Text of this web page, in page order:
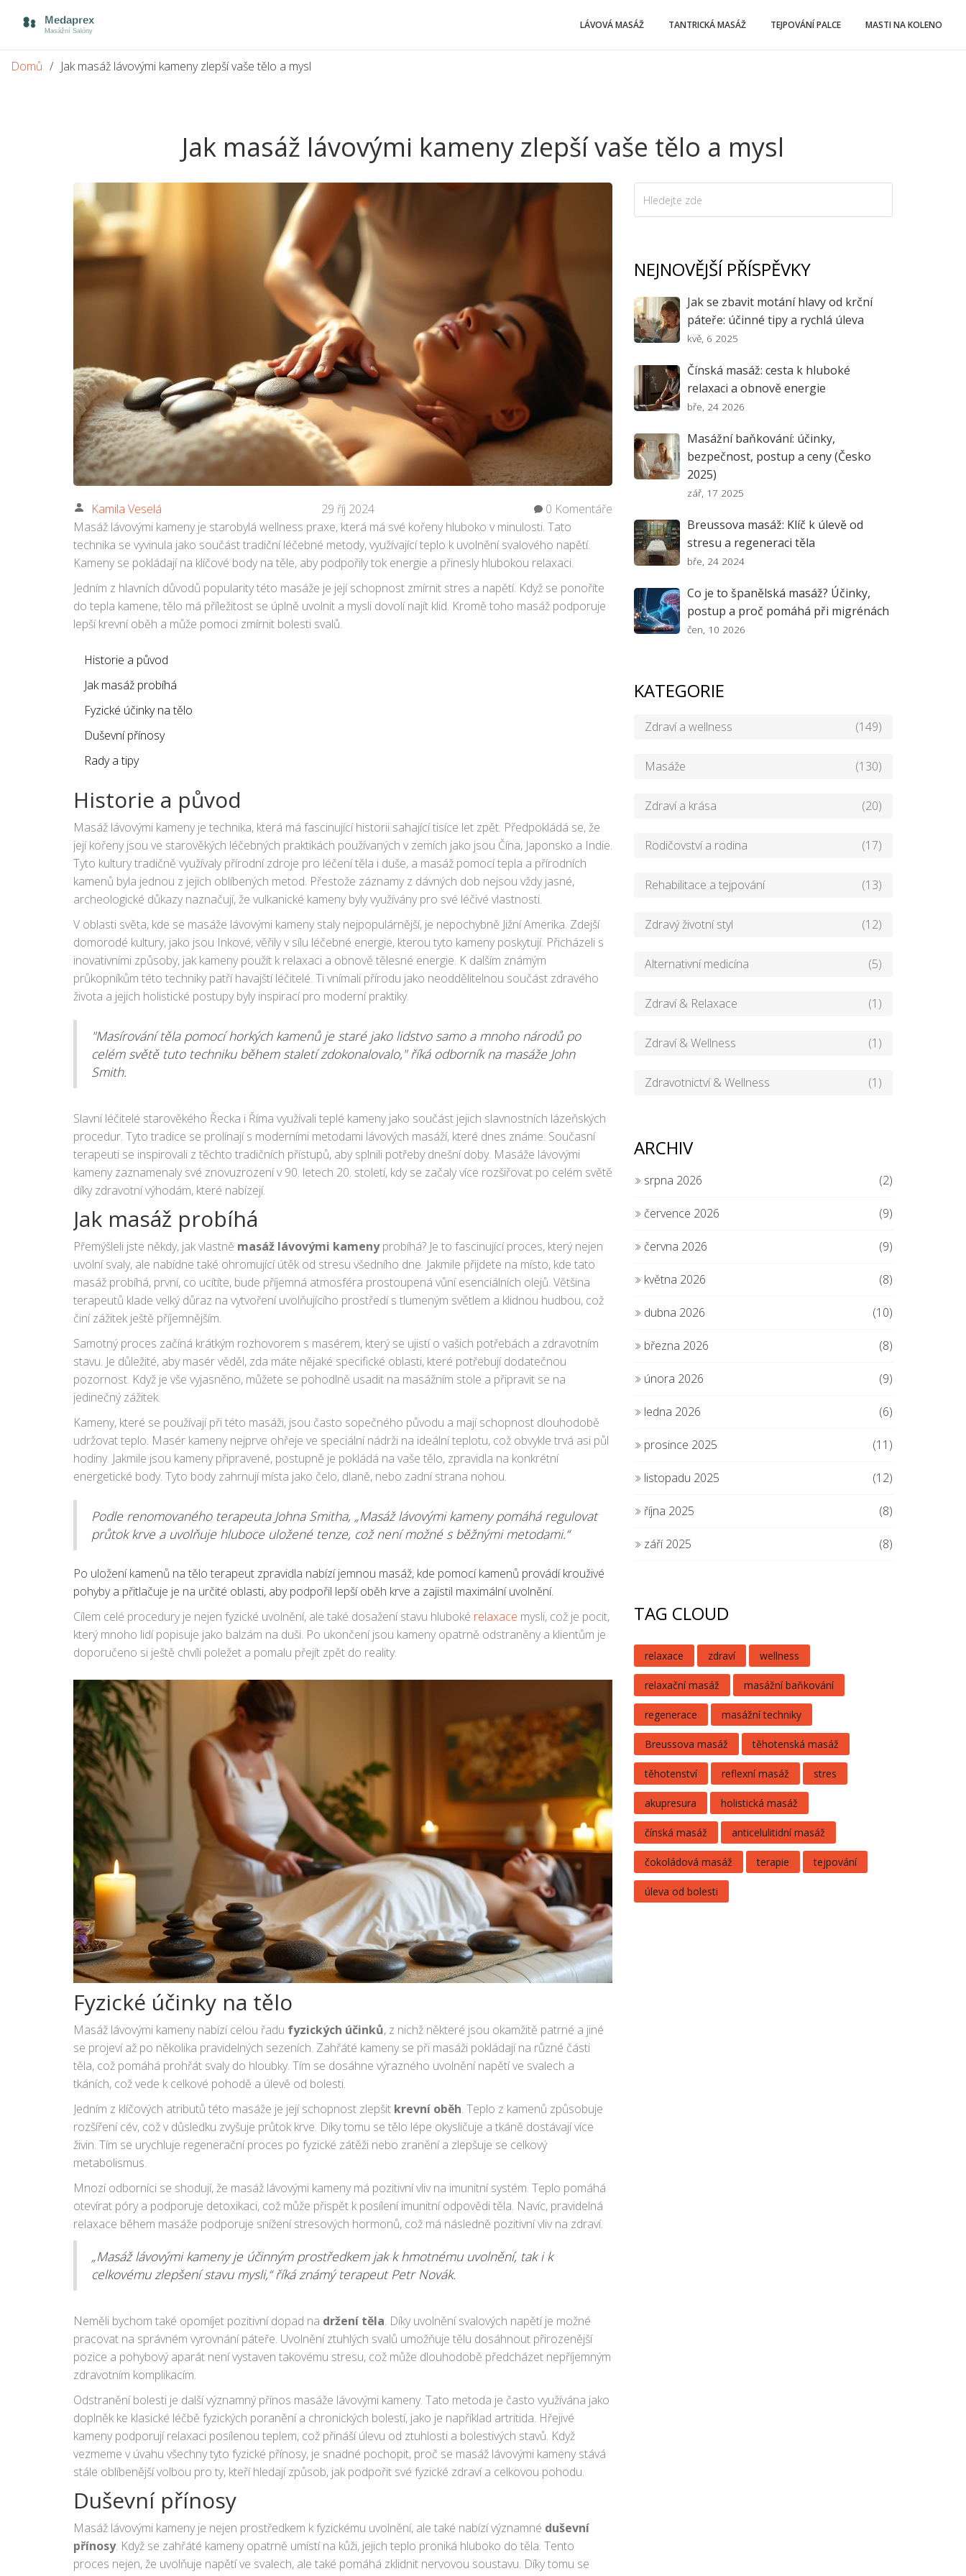
LÁVOVÁ MASÁŽ TANTRICKÁ MASÁŽ TEJPOVÁNÍ PALCE MASTI NA KOLENO
Domů Jak masáž lávovými kameny zlepší vaše tělo a mysl
Jak masáž lávovými kameny zlepší vaše tělo a mysl
Kamila Veselá 29 říj 2024
0 Komentáře
Masáž lávovými kameny je starobylá wellness praxe, která má své kořeny hluboko v minulosti. Tato
technika se vyvinula jako součást tradiční léčebné metody, využívající teplo k uvolnění svalového napětí.
Kameny se pokládají na klíčové body na těle, aby podpořily tok energie a přinesly hlubokou relaxaci.
Jedním z hlavních důvodů popularity této masáže je její schopnost zmírnit stres a napětí. Když se ponoříte
do tepla kamene, tělo má příležitost se úplně uvolnit a mysli dovolí najít klid. Kromě toho masáž podporuje
lepší krevní oběh a může pomoci zmírnit bolesti svalů.
Historie a původ
Jak masáž probíhá
Fyzické účinky na tělo
Duševní přínosy
Rady a tipy
Historie a původ
Masáž lávovými kameny je technika, která má fascinující historii sahající tisíce let zpět. Předpokládá se, že
její kořeny jsou ve starověkých léčebných praktikách používaných v zemích jako jsou Čína, Japonsko a Indie.
Tyto kultury tradičně využívaly přírodní zdroje pro léčení těla i duše, a masáž pomocí tepla a přírodních
kamenů byla jednou z jejich oblíbených metod. Přestože záznamy z dávných dob nejsou vždy jasné,
archeologické důkazy naznačují, že vulkanické kameny byly využívány pro své léčivé vlastnosti.
V oblasti světa, kde se masáže lávovými kameny staly nejpopulárnější, je nepochybně Jižní Amerika. Zdejší
domorodé kultury, jako jsou Inkové, věřily v sílu léčebné energie, kterou tyto kameny poskytují. Přicházeli s
inovativními způsoby, jak kameny použít k relaxaci a obnově tělesné energie. K dalším známým
průkopníkům této techniky patří havajští léčitelé. Ti vnímali přírodu jako neoddělitelnou součást zdravého
života a jejich holistické postupy byly inspirací pro moderní praktiky.
"Masírování těla pomocí horkých kamenů je staré jako lidstvo samo a mnoho národů po
celém světě tuto techniku během staletí zdokonalovalo," říká odborník na masáže John
Smith.
Slavní léčitelé starověkého Řecka i Říma využívali teplé kameny jako součást jejich slavnostních lázeňských
procedur. Tyto tradice se prolínají s moderními metodami lávových masáží, které dnes známe. Současní
terapeuti se inspirovali z těchto tradičních přístupů, aby splnili potřeby dnešní doby. Masáže lávovými
kameny zaznamenaly své znovuzrození v 90. letech 20. století, kdy se začaly více rozšiřovat po celém světě
díky zdravotní výhodám, které nabízejí.
Jak masáž probíhá
Přemýšleli jste někdy, jak vlastně masáž lávovými kamenyprobíhá? Je to fascinující proces, který nejen
uvolní svaly, ale nabídne také ohromující útěk od stresu všedního dne. Jakmile přijdete na místo, kde tato
masáž probíhá, první, co ucítíte, bude příjemná atmosféra prostoupená vůní esenciálních olejů. Většina
terapeutů klade velký důraz na vytvoření uvolňujícího prostředí s tlumeným světlem a klidnou hudbou, což
činí zážitek ještě příjemnějším.
Samotný proces začíná krátkým rozhovorem s masérem, který se ujistí o vašich potřebách a zdravotním
stavu. Je důležité, aby masér věděl, zda máte nějaké specifické oblasti, které potřebují dodatečnou
pozornost. Když je vše vyjasněno, můžete se pohodlně usadit na masážním stole a připravit se na
jedinečný zážitek.
Kameny, které se používají při této masáži, jsou často sopečného původu a mají schopnost dlouhodobě
udržovat teplo. Masér kameny nejprve ohřeje ve speciální nádrži na ideální teplotu, což obvykle trvá asi půl
hodiny. Jakmile jsou kameny připravené, postupně je pokládá na vaše tělo, zpravidla na konkrétní
energetické body. Tyto body zahrnují místa jako čelo, dlaně, nebo zadní strana nohou.
Podle renomovaného terapeuta Johna Smitha, „Masáž lávovými kameny pomáhá regulovat
průtok krve a uvolňuje hluboce uložené tenze, což není možné s běžnými metodami.“
Po uložení kamenů na tělo terapeut zpravidla nabízí jemnou masáž, kde pomocí kamenů provádí krouživé
pohyby a přitlačuje je na určité oblasti, aby podpořil lepší oběh krve a zajistil maximální uvolnění.
Cílem celé procedury je nejen fyzické uvolnění, ale také dosažení stavu hluboké relaxace mysli, což je pocit,
který mnoho lidí popisuje jako balzám na duši. Po ukončení jsou kameny opatrně odstraněny a klientům je
doporučeno si ještě chvíli poležet a pomalu přejít zpět do reality.
Fyzické účinky na tělo
Masáž lávovými kameny nabízí celou řadu fyzických účinků, z nichž některé jsou okamžitě patrné a jiné
se projeví až po několika pravidelných sezeních. Zahřáté kameny se při masáži pokládají na různé části
těla, což pomáhá prohřát svaly do hloubky. Tím se dosáhne výrazného uvolnění napětí ve svalech a
tkáních, což vede k celkové pohodě a úlevě od bolesti.
Jedním z klíčových atributů této masáže je její schopnost zlepšit krevní oběh. Teplo z kamenů způsobuje
rozšíření cév, což v důsledku zvyšuje průtok krve. Díky tomu se tělo lépe okysličuje a tkáně dostávají více
živin. Tím se urychluje regenerační proces po fyzické zátěži nebo zranění a zlepšuje se celkový
metabolismus.
Mnozí odborníci se shodují, že masáž lávovými kameny má pozitivní vliv na imunitní systém. Teplo pomáhá
otevírat póry a podporuje detoxikaci, což může přispět k posílení imunitní odpovědi těla. Navíc, pravidelná
relaxace během masáže podporuje snížení stresových hormonů, což má následně pozitivní vliv na zdraví.
„Masáž lávovými kameny je účinným prostředkem jak k hmotnému uvolnění, tak i k
celkovému zlepšení stavu mysli,“ říká známý terapeut Petr Novák.
Neměli bychom také opomíjet pozitivní dopad na držení těla. Díky uvolnění svalových napětí je možné
pracovat na správném vyrovnání páteře. Uvolnění ztuhlých svalů umožňuje tělu dosáhnout přirozenější
pozice a pohybový aparát není vystaven takovému stresu, což může dlouhodobě předcházet nepříjemným
zdravotním komplikacím.
Odstranění bolesti je další významný přínos masáže lávovými kameny. Tato metoda je často využívána jako
doplněk ke klasické léčbě fyzických poranění a chronických bolestí, jako je například artritida. Hřejivé
kameny podporují relaxaci posílenou teplem, což přináší úlevu od ztuhlosti a bolestivých stavů. Když
vezmeme v úvahu všechny tyto fyzické přínosy, je snadné pochopit, proč se masáž lávovými kameny stává
stále oblíbenější volbou pro ty, kteří hledají způsob, jak podpořit své fyzické zdraví a celkovou pohodu.
Duševní přínosy
Masáž lávovými kameny je nejen prostředkem k fyzickému uvolnění, ale také nabízí významné duševní
přínosy. Když se zahřáté kameny opatrně umístí na kůži, jejich teplo proniká hluboko do těla. Tento
proces nejen, že uvolňuje napětí ve svalech, ale také pomáhá zklidnit nervovou soustavu. Díky tomu se
NEJNOVĚJŠÍ PŘÍSPĚVKY
Jak se zbavit motání hlavy od krční
páteře: účinné tipy a rychlá úleva
kvě, 6 2025
Čínská masáž: cesta k hluboké
relaxaci a obnově energie
bře, 24 2026
Masážní baňkování: účinky,
bezpečnost, postup a ceny (Česko
2025)
zář, 17 2025
Breussova masáž: Klíč k úlevě od
stresu a regeneraci těla
bře, 24 2024
Co je to španělská masáž? Účinky,
postup a proč pomáhá při migrénách
čen, 10 2026
KATEGORIE
Zdraví a wellness (149)
Masáže (130)
Zdraví a krása (20)
Rodičovství a rodina (17)
Rehabilitace a tejpování (13)
Zdravý životní styl (12)
Alternativní medicína (5)
Zdraví & Relaxace (1)
Zdraví & Wellness (1)
Zdravotnictví & Wellness (1)
ARCHIV
srpna 2026 (2)
července 2026 (9)
června 2026 (9)
května 2026 (8)
dubna 2026 (10)
března 2026 (8)
února 2026 (9)
ledna 2026 (6)
prosince 2025 (11)
listopadu 2025 (12)
října 2025 (8)
září 2025 (8)
TAG CLOUD
relaxace zdraví wellness
relaxační masáž masážní baňkování
regenerace masážní techniky
Breussova masáž těhotenská masáž
těhotenství reflexní masáž stres
akupresura holistická masáž
čínská masáž anticelulitidní masáž
čokoládová masáž terapie tejpování
úleva od bolesti